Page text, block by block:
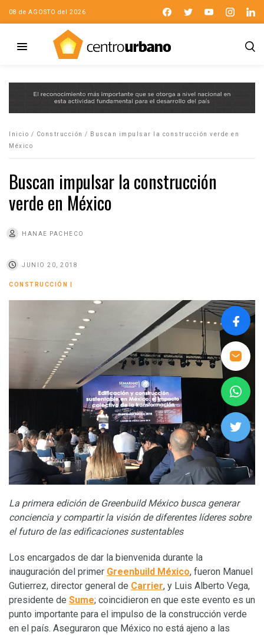
08 de AGOSTO del 2026
Inicio / Construcción /
Buscan impulsar la construcción verde en
México
Buscan impulsar la construcción
verde en México
HANAE PACHECO
JUNIO 20, 2018
CONSTRUCCIÓN
La primera edición de Greenbuild México busca generar
conciencia y compartir la visión de diferentes líderes sobre
el futuro de las edificaciones sustentables
Los encargados de dar la bienvenida durante la
inauguración del primer Greenbuild México, fueron Manuel
Gutierrez, director general de Carrier, y Luis Alberto Vega,
presidente de Sume; coincidieron en que este evento es un
punto importante para el impulso de la construcción verde
en el país. Aseguraron que México no está ajeno a las